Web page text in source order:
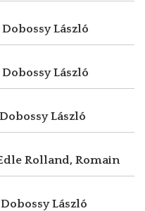
Dobossy László
Dobossy László
Dobossy László
Rolland, Romain
Dobossy László